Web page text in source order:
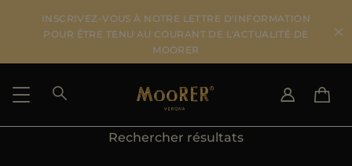
INSCRIVEZ-VOUS À NOTRE LETTRE D'INFORMATION
POUR ÊTRE TENU AU COURANT DE L'ACTUALITÉ DE
MOORER
Rechercher résultats